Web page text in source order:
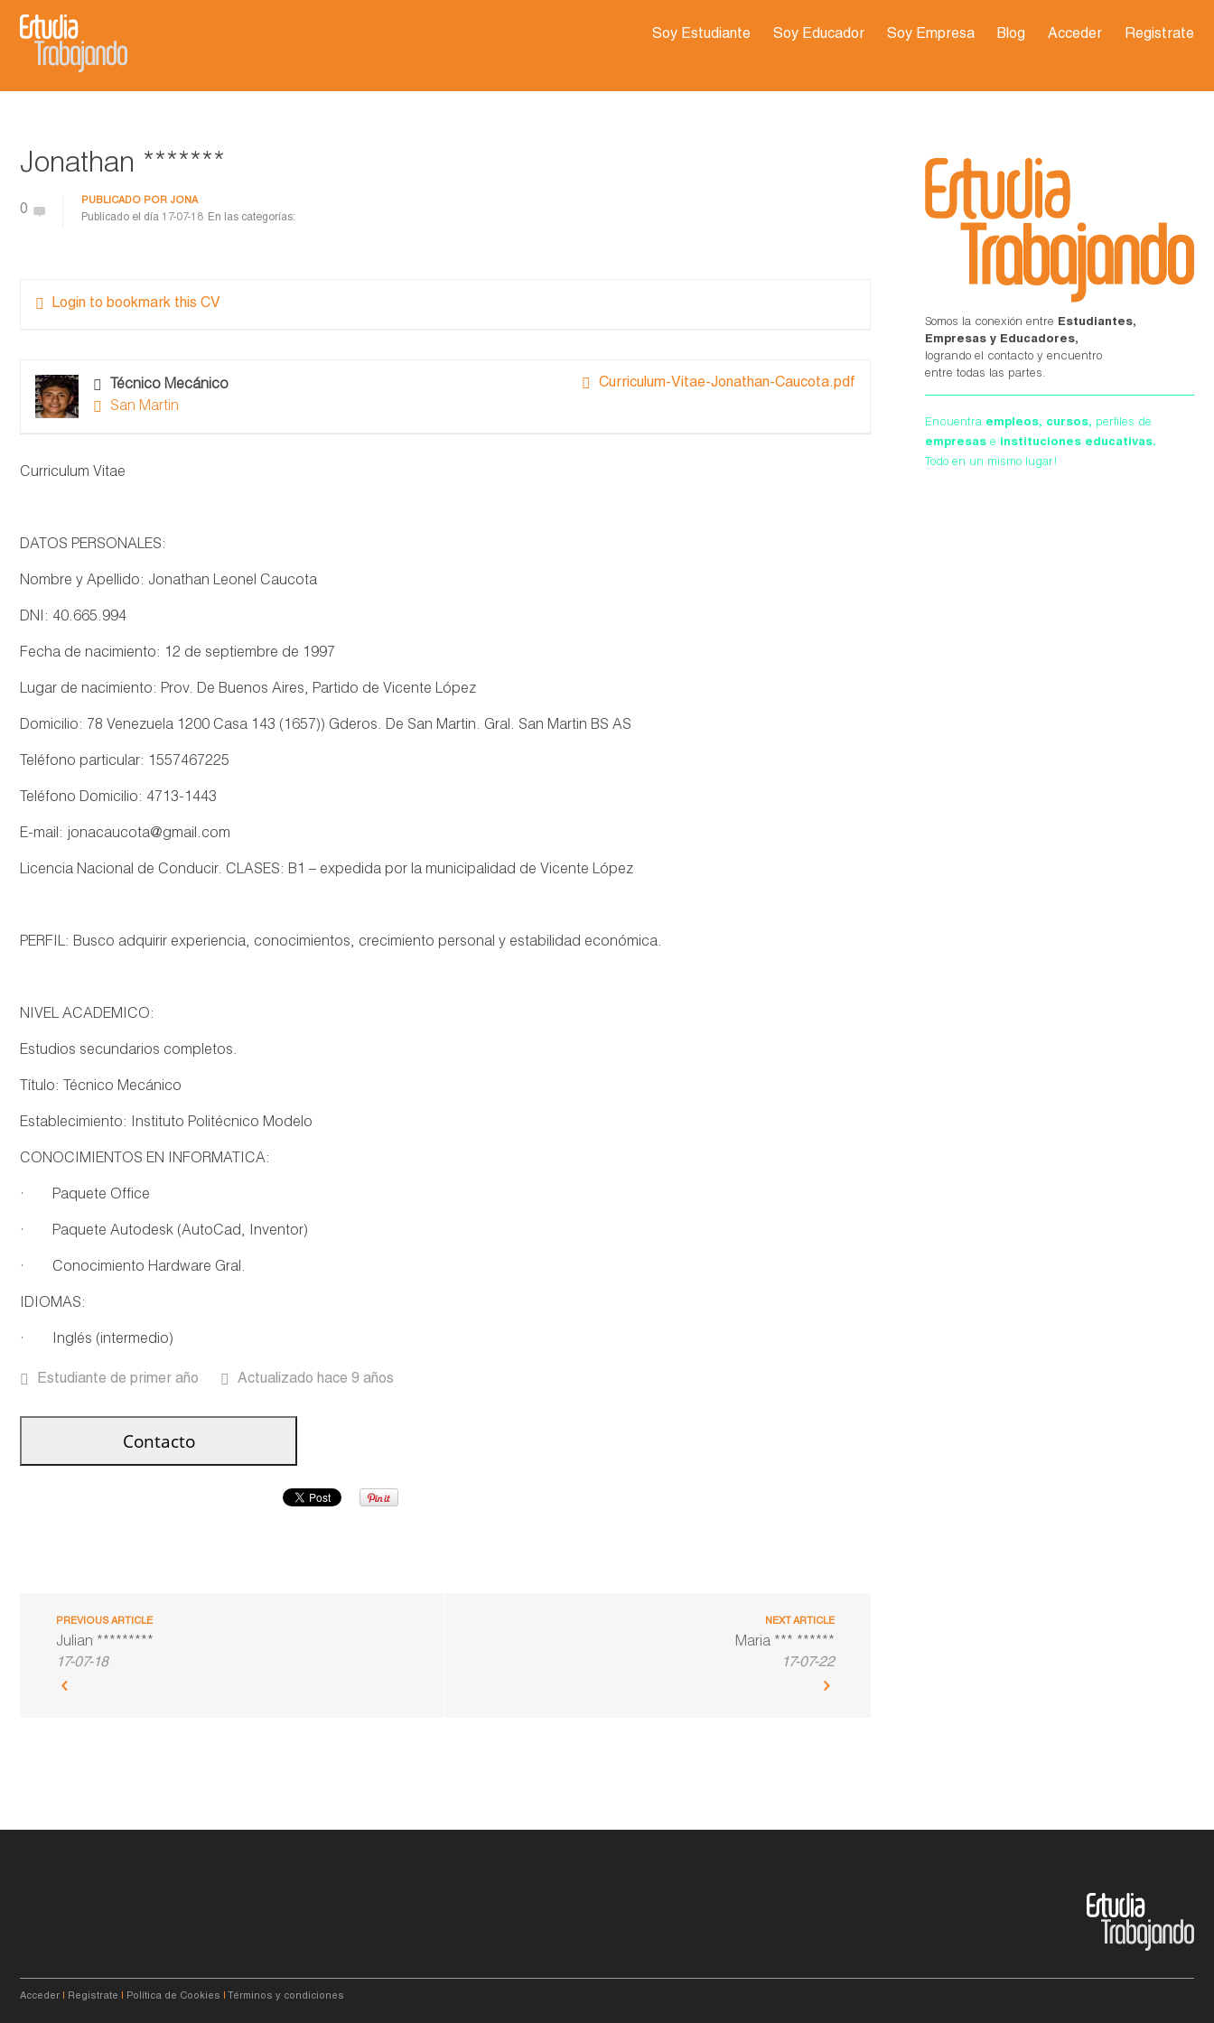
Soy Estudiante Soy Educador Soy Empresa Blog Acceder Registrate
Jonathan *******
0
PUBLICADO POR JONA
Publicado el día 17-07-18 En las categorías:
Login to bookmark this CV
Curriculum-Vitae-Jonathan-Caucota.pdf
Técnico Mecánico
San Martin
Curriculum Vitae
DATOS PERSONALES:
Nombre y Apellido: Jonathan Leonel Caucota
DNI: 40.665.994
Fecha de nacimiento: 12 de septiembre de 1997
Lugar de nacimiento: Prov. De Buenos Aires, Partido de Vicente López
Domicilio: 78 Venezuela 1200 Casa 143 (1657)) Gderos. De San Martin. Gral. San Martin BS AS
Teléfono particular: 1557467225
Teléfono Domicilio: 4713-1443
E-mail: jonacaucota@gmail.com
Licencia Nacional de Conducir. CLASES: B1 – expedida por la municipalidad de Vicente López
PERFIL: Busco adquirir experiencia, conocimientos, crecimiento personal y estabilidad económica.
NIVEL ACADEMICO:
Estudios secundarios completos.
Título: Técnico Mecánico
Establecimiento: Instituto Politécnico Modelo
CONOCIMIENTOS EN INFORMATICA:
· Paquete Office
· Paquete Autodesk (AutoCad, Inventor)
· Conocimiento Hardware Gral.
IDIOMAS:
· Inglés (intermedio)
Estudiante de primer año Actualizado hace 9 años
PREVIOUS ARTICLE
Julian *********
17-07-18
NEXT ARTICLE
Maria *** ******
17-07-22
Somos la conexión entre Estudiantes,
Empresas y Educadores,
logrando el contacto y encuentro
entre todas las partes.
Encuentra empleos, cursos, perfiles de
empresas e instituciones educativas.
Todo en un mismo lugar!
Acceder Registrate Política de Cookies Términos y condiciones